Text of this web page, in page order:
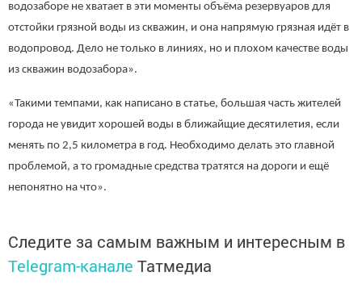
водозаборе не хватает в эти моменты объёма резервуаров для
отстойки грязной воды из скважин, и она напрямую грязная идёт в
водопровод. Дело не только в линиях, но и плохом качестве воды
из скважин водозабора».
«Такими темпами, как написано в статье, большая часть жителей
города не увидит хорошей воды в ближайщие десятилетия, если
менять по 2,5 километра в год. Необходимо делать это главной
проблемой, а то громадные средства тратятся на дороги и ещё
непонятно на что».
Следите за самым важным и интересным в
Telegram-канале Татмедиа